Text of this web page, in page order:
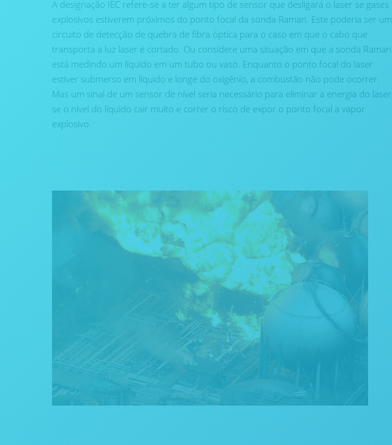
A designação IEC refere-se a ter algum tipo de sensor que desligará o laser se gases
explosivos estiverem próximos do ponto focal da sonda Raman. Este poderia ser um
circuito de detecção de quebra de fibra óptica para o caso em que o cabo que
transporta a luz laser é cortado. Ou considere uma situação em que a sonda Raman
está medindo um líquido em um tubo ou vaso. Enquanto o ponto focal do laser
estiver submerso em líquido e longe do oxigênio, a combustão não pode ocorrer.
Mas um sinal de um sensor de nível seria necessário para eliminar a energia do laser
se o nível do líquido cair muito e correr o risco de expor o ponto focal a vapor
explosivo